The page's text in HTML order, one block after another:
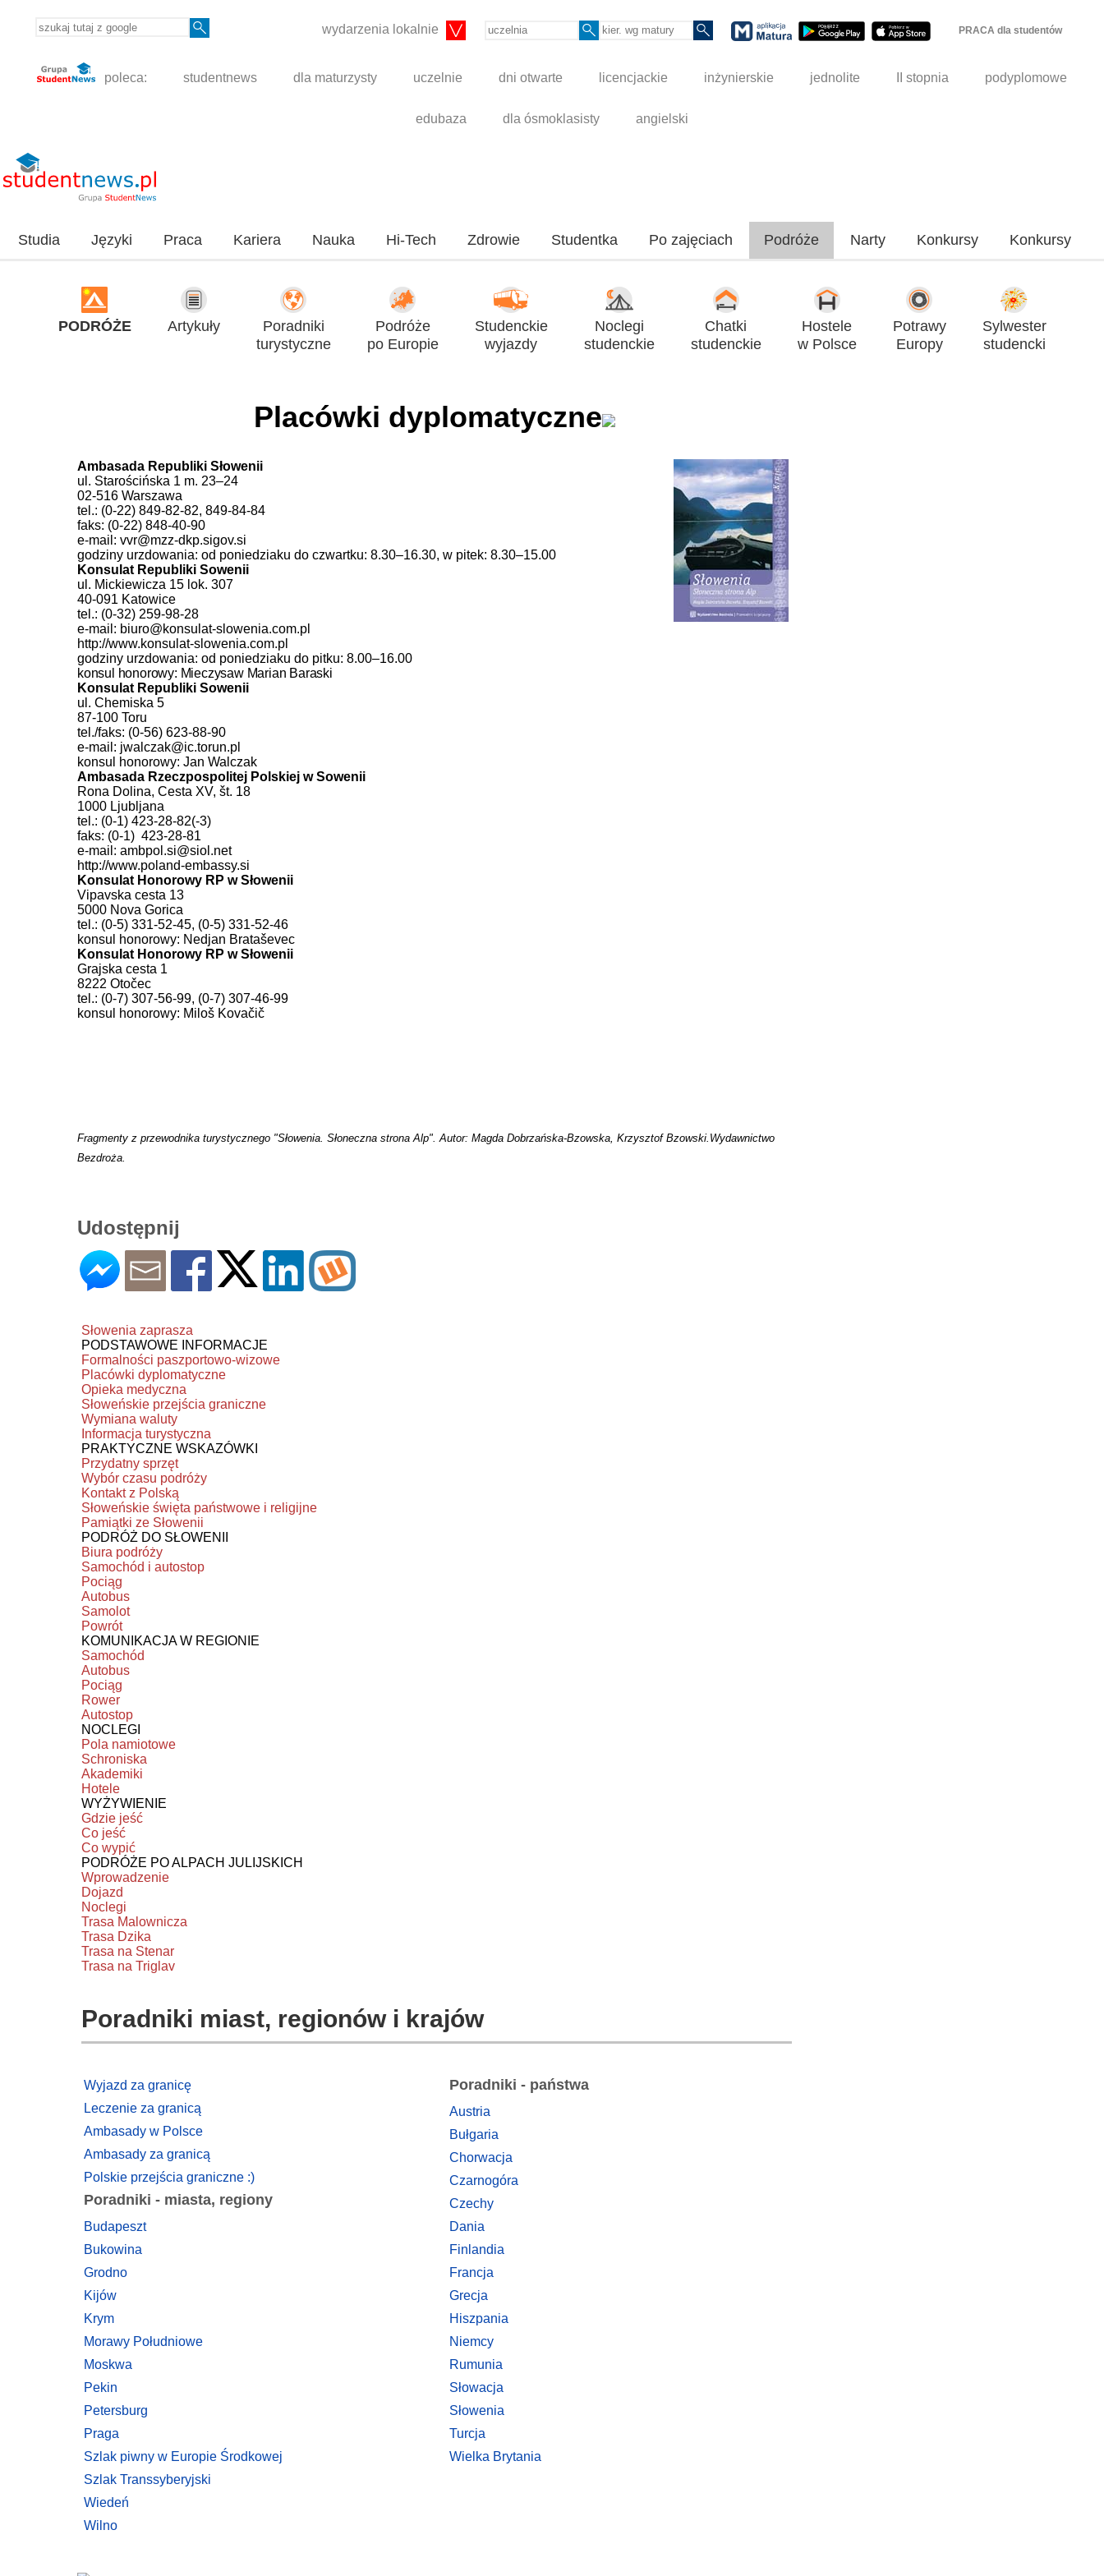
wydarzenia lokalnie PRACA dla studentów
poleca: studentnews dla maturzysty uczelnie dni otwarte licencjackie inżynierskie jednolite II stopnia podyplomowe
edubaza dla ósmoklasisty angielski
Studia Języki Praca Kariera Nauka Hi-Tech Zdrowie Studentka Po zajęciach Podróże Narty Konkursy Konkursy
PODRÓŻE Artykuły
Poradniki
turystyczne
Podróże
po Europie
Studenckie
wyjazdy
Noclegi
studenckie
Chatki
studenckie
Hostele
w Polsce
Potrawy
Europy
Sylwester
studencki
Placówki dyplomatyczne
Ambasada Republiki Słowenii
ul. Starościńska 1 m. 23–24
02-516 Warszawa
tel.: (0-22) 849-82-82, 849-84-84
faks: (0-22) 848-40-90
e-mail: vvr@mzz-dkp.sigov.si
godziny urzdowania: od poniedziaku do czwartku: 8.30–16.30, w pitek: 8.30–15.00
Konsulat Republiki Sowenii
ul. Mickiewicza 15 lok. 307
40-091 Katowice
tel.: (0-32) 259-98-28
e-mail: biuro@konsulat-slowenia.com.pl
http://www.konsulat-slowenia.com.pl
godziny urzdowania: od poniedziaku do pitku: 8.00–16.00
konsul honorowy: Mieczysaw Marian Baraski
Konsulat Republiki Sowenii
ul. Chemiska 5
87-100 Toru
tel./faks: (0-56) 623-88-90
e-mail: jwalczak@ic.torun.pl
konsul honorowy: Jan Walczak
Ambasada Rzeczpospolitej Polskiej w Sowenii
Rona Dolina, Cesta XV, št. 18
1000 Ljubljana
tel.: (0-1) 423-28-82(-3)
faks: (0-1) 423-28-81
e-mail: ambpol.si@siol.net
http://www.poland-embassy.si
Konsulat Honorowy RP w Słowenii
Vipavska cesta 13
5000 Nova Gorica
tel.: (0-5) 331-52-45, (0-5) 331-52-46
konsul honorowy: Nedjan Brataševec
Konsulat Honorowy RP w Słowenii
Grajska cesta 1
8222 Otočec
tel.: (0-7) 307-56-99, (0-7) 307-46-99
konsul honorowy: Miloš Kovačič
Fragmenty z przewodnika turystycznego "Słowenia. Słoneczna strona Alp". Autor: Magda Dobrzańska-Bzowska, Krzysztof Bzowski .Wydawnictwo
Bezdroża.
Udostępnij
Słowenia zaprasza
PODSTAWOWE INFORMACJE
Formalności paszportowo-wizowe
Placówki dyplomatyczne
Opieka medyczna
Słoweńskie przejścia graniczne
Wymiana waluty
Informacja turystyczna
PRAKTYCZNE WSKAZÓWKI
Przydatny sprzęt
Wybór czasu podróży
Kontakt z Polską
Słoweńskie święta państwowe i religijne
Pamiątki ze Słowenii
PODRÓŻ DO SŁOWENII
Biura podróży
Samochód i autostop
Pociąg
Autobus
Samolot
Powrót
KOMUNIKACJA W REGIONIE
Samochód
Autobus
Pociąg
Rower
Autostop
NOCLEGI
Pola namiotowe
Schroniska
Akademiki
Hotele
WYŻYWIENIE
Gdzie jeść
Co jeść
Co wypić
PODRÓŻE PO ALPACH JULIJSKICH
Wprowadzenie
Dojazd
Noclegi
Trasa Malownicza
Trasa Dzika
Trasa na Stenar
Trasa na Triglav
Poradniki miast, regionów i krajów
Wyjazd za granicę
Leczenie za granicą
Ambasady w Polsce
Ambasady za granicą
Polskie przejścia graniczne :)
Poradniki - miasta, regiony
Budapeszt
Bukowina
Grodno
Kijów
Krym
Morawy Południowe
Moskwa
Pekin
Petersburg
Praga
Szlak piwny w Europie Środkowej
Szlak Transsyberyjski
Wiedeń
Wilno
Poradniki - państwa
Austria
Bułgaria
Chorwacja
Czarnogóra
Czechy
Dania
Finlandia
Francja
Grecja
Hiszpania
Niemcy
Rumunia
Słowacja
Słowenia
Turcja
Wielka Brytania